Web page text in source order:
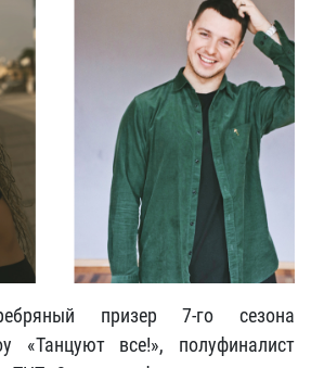
призер 7-го сезона
«Танцуют все!», полуфиналист